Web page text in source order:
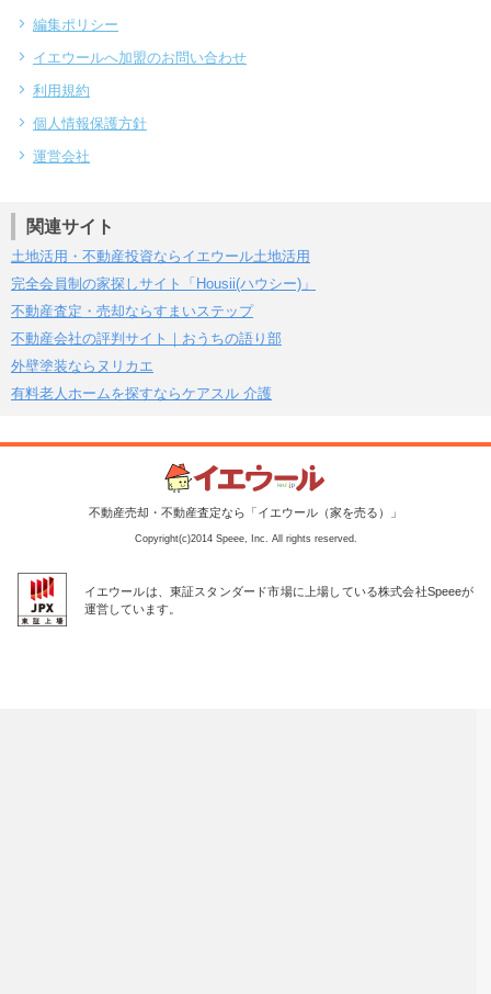
編集ポリシー
イエウールへ加盟のお問い合わせ
利用規約
個人情報保護方針
運営会社
関連サイト
土地活用・不動産投資ならイエウール土地活用
完全会員制の家探しサイト「Housii(ハウシー)」
不動産査定・売却ならすまいステップ
不動産会社の評判サイト｜おうちの語り部
外壁塗装ならヌリカエ
有料老人ホームを探すならケアスル 介護
不動産売却・不動産査定なら「イエウール（家を売る）」
Copyright(c)2014 Speee, Inc. All rights reserved.
イエウールは、東証スタンダード市場に上場している株式会社Speeeが
運営しています。